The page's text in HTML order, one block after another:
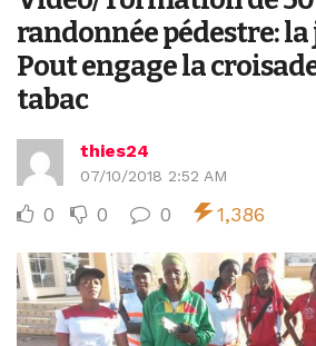
randonnée pédestre: la
Pout engage la
tabac
thies24
07/10/2018 2:52 AM
0 0 0 1,386